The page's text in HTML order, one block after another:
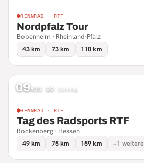
RENNRAD · RTF
Nordpfalz Tour
Bobenheim · Rheinland-Pfalz
43 km
73 km 110 km
09AUG 26 Sonntag
RENNRAD · RTF
Tag des Radsports RTF
Rockenberg · Hessen
49 km
75 km 159 km +1 weitere